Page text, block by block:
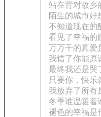
站在背对故乡
陌生的城市好
不知道现在的
看见了幸福的
万万千的真爱
我错了你能原
最终我还是哭
只要你，快
我放弃了所有
冬季谁温暖着
褪色的幸福是